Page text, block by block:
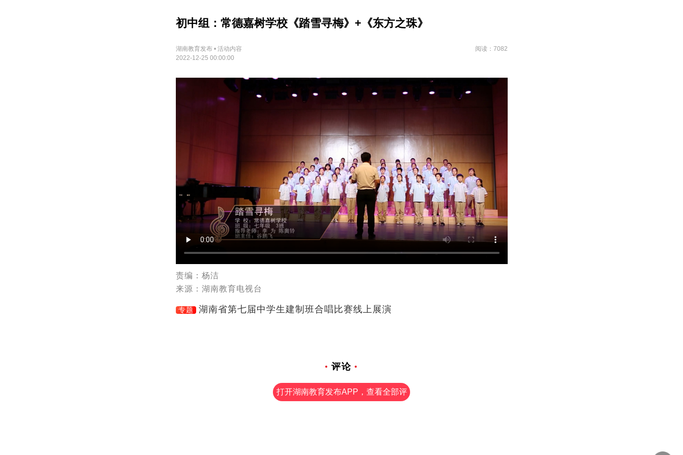
初中组：常德嘉树学校《踏雪寻梅》+《东方之珠》
湖南教育发布 • 活动内容
阅读：7082
2022-12-25 00:00:00
责编：杨洁
来源：湖南教育电视台
专题 湖南省第七届中学生建制班合唱比赛线上展演
评论
打开湖南教育发布APP，查看全部评